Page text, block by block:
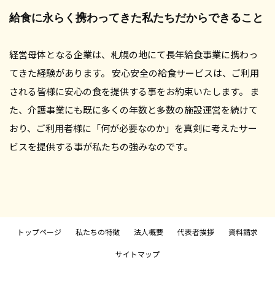
給食に永らく携わってきた私たちだからできること
経営母体となる企業は、札幌の地にて長年給食事業に携わっ
てきた経験があります。 安心安全の給食サービスは、ご利用
される皆様に安心の食を提供する事をお約束いたします。 ま
た、介護事業にも既に多くの年数と多数の施設運営を続けて
おり、ご利用者様に「何が必要なのか」を真剣に考えたサー
ビスを提供する事が私たちの強みなのです。
トップページ 私たちの特徴 法人概要 代表者挨拶 資料請求
サイトマップ